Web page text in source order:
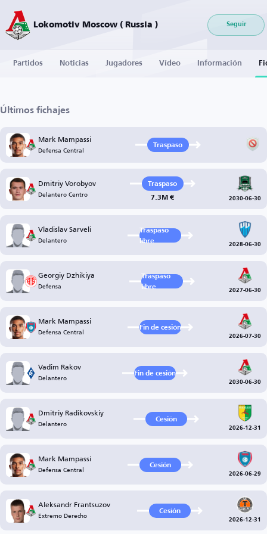
Lokomotiv Moscow ( Russia ) Seguir
Partidos Noticias Jugadores Vídeo Información
Últimos fichajes
Mark Mampassi
Defensa Central Traspaso
Dmitriy Vorobyov
Delantero Centro
Traspaso
7.3M €
2030-06-30
Vladislav Sarveli
Delantero
Traspaso
libre
2028-06-30
Georgiy Dzhikiya
Defensa
Traspaso
libre
2027-06-30
Mark Mampassi
Defensa Central Fin de cesión
2026-07-30
Vadim Rakov
Delantero Fin de cesión
2030-06-30
Dmitriy Radikovskiy
Delantero Cesión
2026-12-31
Mark Mampassi
Defensa Central Cesión
2026-06-29
Aleksandr Frantsuzov
Extremo Derecho Cesión
2026-12-31